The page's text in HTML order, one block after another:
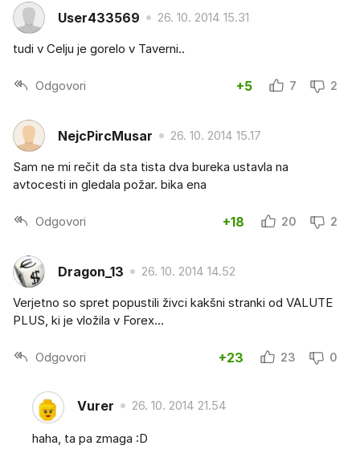
User433569 26. 10. 2014 15.31
tudi v Celju je gorelo v Taverni..
Odgovori +5 7 2
NejcPircMusar 26. 10. 2014 15.17
Sam ne mi rečit da sta tista dva bureka ustavla na
avtocesti in gledala požar. bika ena
Odgovori +18 20 2
Dragon_13 26. 10. 2014 14.52
Verjetno so spret popustili živci kakšni stranki od VALUTE
PLUS, ki je vložila v Forex...
Odgovori +23 23 0
Vurer 26. 10. 2014 21.54
haha, ta pa zmaga :D